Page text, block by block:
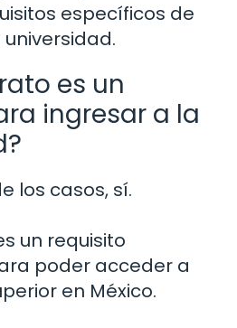
específicos de
es un
ingresar a la
los casos, sí.
un requisito
poder acceder a
en México.